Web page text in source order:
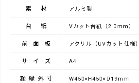
素材 アルミ製
台紙 Vカット台紙（2.0mm）
前面板 アクリル（UVカット仕様）
サイズ A4
額縁外寸 W450×H450×D19mm